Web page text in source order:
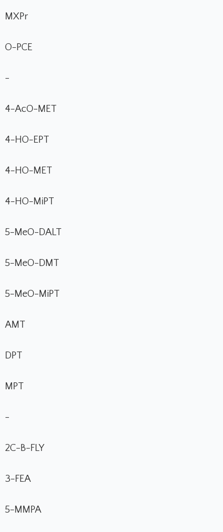
MXPr
O-PCE
-
4-AcO-MET
4-HO-EPT
4-HO-MET
4-HO-MiPT
5-MeO-DALT
5-MeO-DMT
5-MeO-MiPT
AMT
DPT
MPT
-
2C-B-FLY
3-FEA
5-MMPA